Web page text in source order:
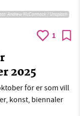
Andrew McCormack / Unsplash
1
2025
för er som vill
konst, biennaler